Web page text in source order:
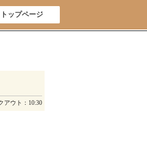
トップページ
アウト：10:30